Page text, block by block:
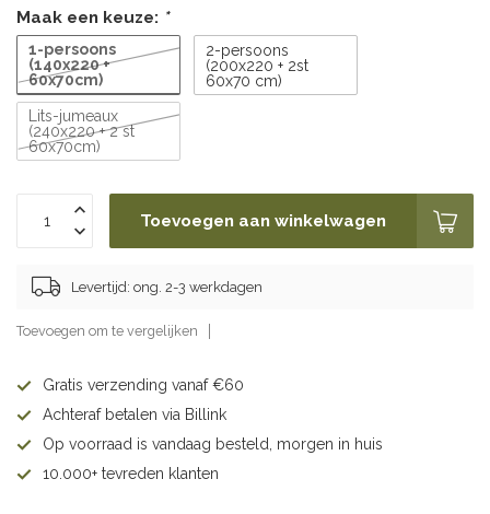
Maak een keuze: *
1-persoons
(140x220 +
60x70cm)
2-persoons
(200x220 + 2st
60x70 cm)
Lits-jumeaux
(240x220 + 2 st
60x70cm)
Toevoegen aan winkelwagen
Levertijd: ong. 2-3 werkdagen
Toevoegen om te vergelijken
Gratis verzending vanaf €60
Achteraf betalen via Billink
Op voorraad is vandaag besteld, morgen in huis
10.000+ tevreden klanten